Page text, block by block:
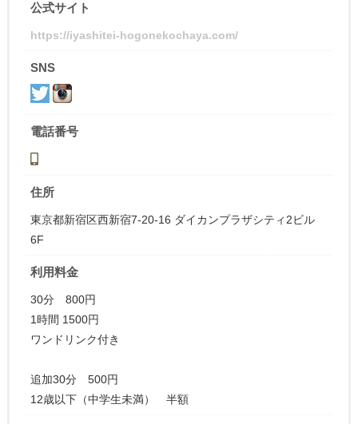
公式サイト
https://iyashitei-hogonekochaya.com/
SNS
電話番号
住所
東京都新宿区西新宿7-20-16 ダイカンプラザシティ2ビル
6F
利用料金
30分 800円
1時間 1500円
ワンドリンク付き
追加30分 500円
12歳以下（中学生未満） 半額